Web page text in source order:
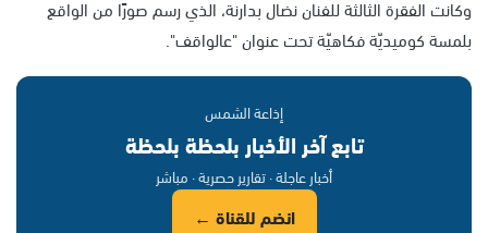
وكانت الفقرة الثالثة للفنان نضال بدارنة، الذي رسم صورًا من الواقع
بلمسة كوميديّة فكاهيّة تحت عنوان "عالواقف".
إذاعة الشمس
تابع آخر الأخبار بلحظة بلحظة
أخبار عاجلة · تقارير حصرية · مباشر
انضم للقناة ←